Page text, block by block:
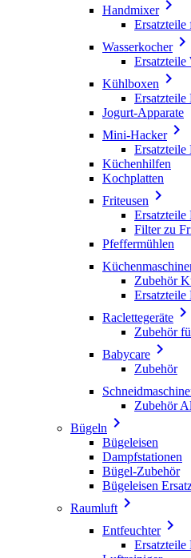
Handmixer
Wasserkocher
Ersatzteile
Kühlboxen 
Jogurt-Apparate
Mini-Hacker
Küchenhilfen
Kochplatten
Friteusen 
Ersatzteile
Filter zu
Pfeffermühlen
Zubehör
Ersatzteile
Raclettegeräte 
Zubehör
Babycare 
Zubehör
Zubehör
Bügeln 
Bügeleisen
Dampfstationen
Bügel-Zubehör
Bügeleisen
Raumluft 
Entfeuchter
Ersatzteile